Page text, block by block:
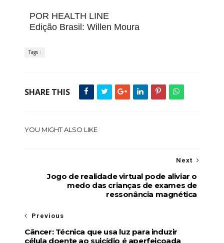
POR HEALTH LINE
Edição Brasil: Willen Moura
Tags :
SHARE THIS
YOU MIGHT ALSO LIKE
Next
Jogo de realidade virtual pode aliviar o
medo das crianças de exames de
ressonância magnética
Previous
Câncer: Técnica que usa luz para induzir
célula doente ao suicídio é aperfeiçoada